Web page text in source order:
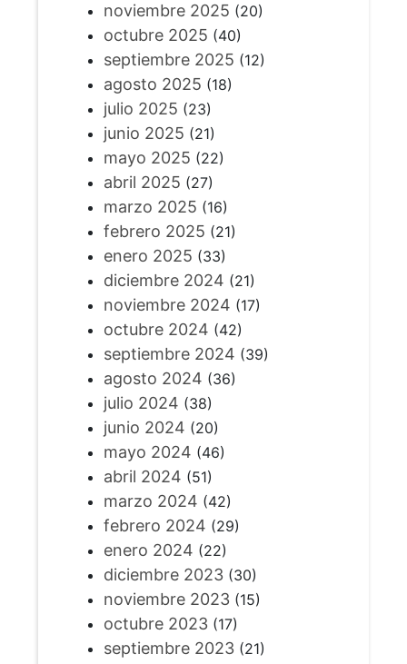
noviembre 2025 (20)
octubre 2025 (40)
septiembre 2025 (12)
agosto 2025 (18)
julio 2025 (23)
junio 2025 (21)
mayo 2025 (22)
abril 2025 (27)
marzo 2025 (16)
febrero 2025 (21)
enero 2025 (33)
diciembre 2024 (21)
noviembre 2024 (17)
octubre 2024 (42)
septiembre 2024 (39)
agosto 2024 (36)
julio 2024 (38)
junio 2024 (20)
mayo 2024 (46)
abril 2024 (51)
marzo 2024 (42)
febrero 2024 (29)
enero 2024 (22)
diciembre 2023(30)
noviembre 2023(15)
octubre 2023(17)
septiembre 2023(21)